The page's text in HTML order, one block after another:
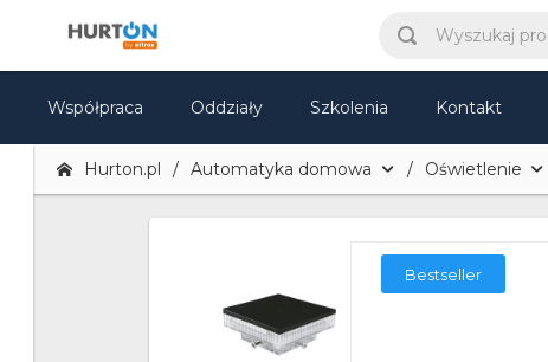
Współpraca Oddziały Szkolenia Kontakt
Hurton.pl Automatyka domowa Oświetlenie
Bestseller